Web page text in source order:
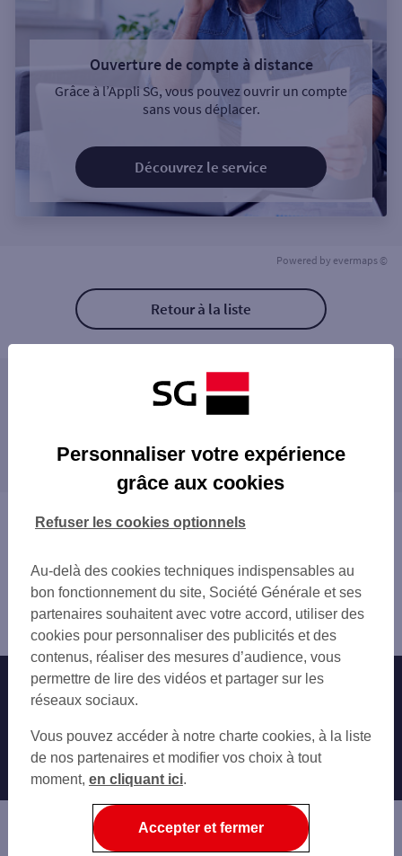
Ouverture de compte à distance
Grâce à l’Appli SG, vous pouvez ouvrir un compte
sans vous déplacer.
Découvrez le service
Powered by evermaps ©
Retour à la liste
Les distributeurs/automates à proximité
FRESSENNEVILLE 2 RUE ROGER SALENGRO
BLANGY SUR BRESLE MIT
proximité
Vous êtes ici : Accueil
le Tréport
Distributeur/automate CASINO DE TREPORT/ILOT 2
Nos engagements Nous contacter
Autres sites SG
Professionnels
Entreprises
Associations
Banque privée
Personnaliser votre expérience
grâce aux cookies
Au-delà des cookies techniques indispensables au
bon fonctionnement du site, Société Générale et ses
partenaires souhaitent avec votre accord, utiliser des
cookies pour personnaliser des publicités et des
contenus, réaliser des mesures d’audience, vous
permettre de lire des vidéos et partager sur les
réseaux sociaux.
Vous pouvez accéder à notre charte cookies, à la liste
de nos partenaires et modifier vos choix à tout
moment, en cliquant ici.
Refuser les cookies optionnels
Accepter et fermer